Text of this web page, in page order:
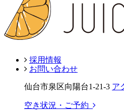
採用情報
お問い合わせ
仙台市泉区向陽台1-21-3 ア
空き状況・ご予約